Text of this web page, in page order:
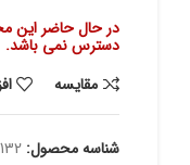
در حال حاضر این
دسترس نمی باشد.
مقايسه
شناسه محصول: